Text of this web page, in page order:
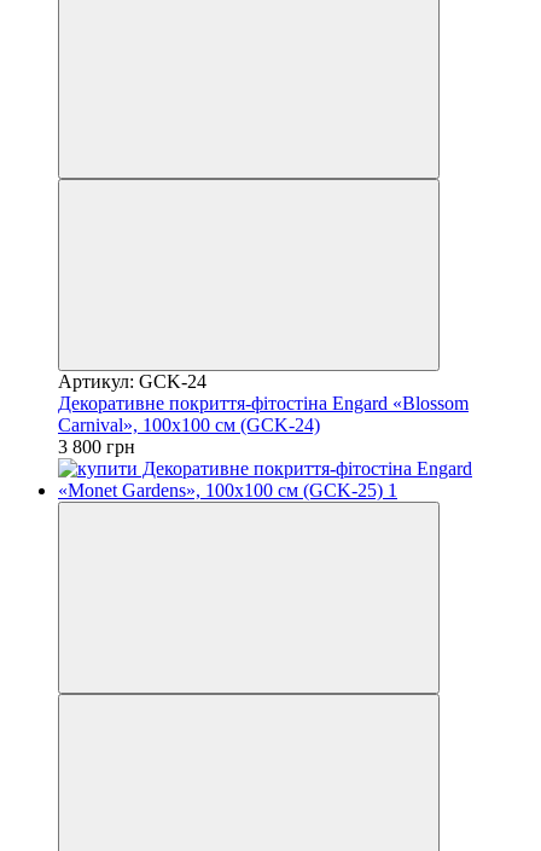
Артикул: GCK-24
Декоративне покриття-фітостіна Engard «Blossom
Carnival», 100х100 см (GCK-24)
3 800 грн